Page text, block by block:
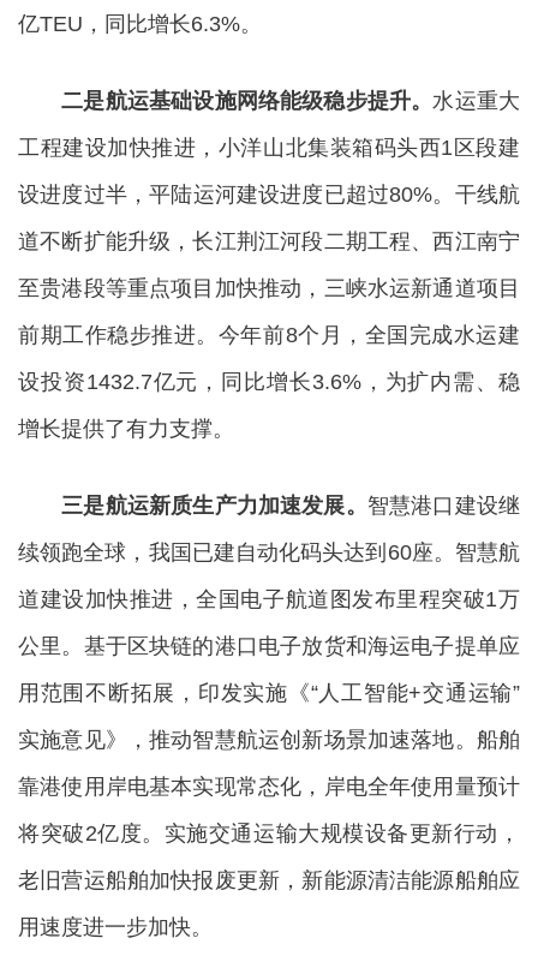
亿TEU，同比增长6.3%。
二是航运基础设施网络能级稳步提升。水运重大
工程建设加快推进，小洋山北集装箱码头西1区段建
设进度过半，平陆运河建设进度已超过80%。干线航
道不断扩能升级，长江荆江河段二期工程、西江南宁
至贵港段等重点项目加快推动，三峡水运新通道项目
前期工作稳步推进。今年前8个月，全国完成水运建
设投资1432.7亿元，同比增长3.6%，为扩内需、稳
增长提供了有力支撑。
三是航运新质生产力加速发展。 智慧港口建设继
续领跑全球，我国已建自动化码头达到60座。智慧航
道建设加快推进，全国电子航道图发布里程突破1万
公里。基于区块链的港口电子放货和海运电子提单应
用范围不断拓展，印发实施《“人工智能+交通运输”
实施意见》，推动智慧航运创新场景加速落地。船舶
靠港使用岸电基本实现常态化，岸电全年使用量预计
将突破2亿度。实施交通运输大规模设备更新行动，
老旧营运船舶加快报废更新，新能源清洁能源船舶应
用速度进一步加快。